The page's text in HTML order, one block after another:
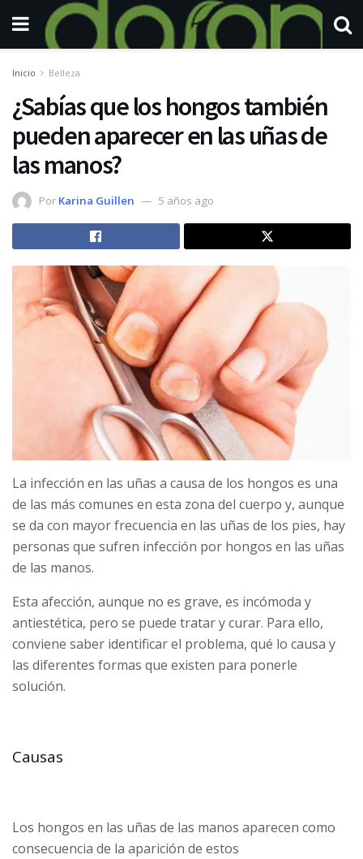
Inicio Belleza
¿Sabías que los hongos también
pueden aparecer en las uñas de
las manos?
Por Karina Guillen 5 años ago
La infección en las uñas a causa de los hongos es una
de las más comunes en esta zona del cuerpo y, aunque
se da con mayor frecuencia en las uñas de los pies, hay
personas que sufren infección por hongos en las uñas
de las manos.
Esta afección, aunque no es grave, es incómoda y
antiestética, pero se puede tratar y curar. Para ello,
conviene saber identificar el problema, qué lo causa y
las diferentes formas que existen para ponerle
solución.
Causas
Los hongos en las uñas de las manos aparecen como
consecuencia de la aparición de estos